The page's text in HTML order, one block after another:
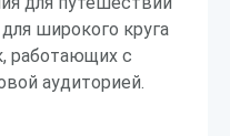
широкого круга
работающих с
аудиторией.